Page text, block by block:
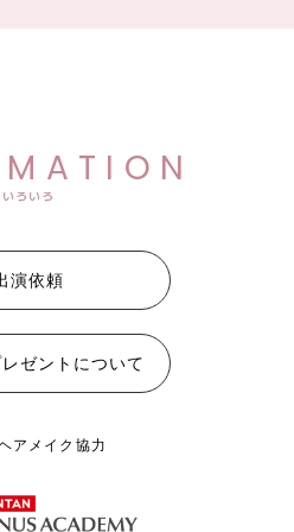
いろいろ
演依頼
ゼントについて
アメイク協力